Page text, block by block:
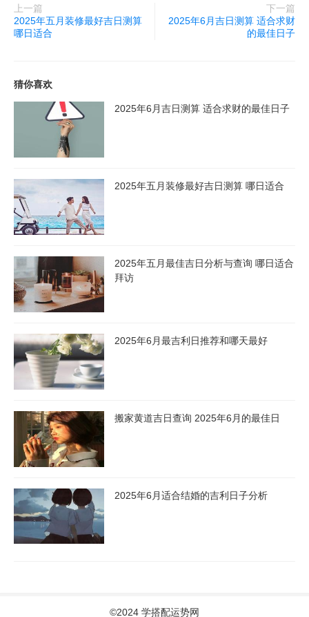
上一篇
2025年五月装修最好吉日测算
哪日适合
下一篇
2025年6月吉日测算 适合求财
的最佳日子
猜你喜欢
2025年6月吉日测算 适合求财的最佳日子
2025年五月装修最好吉日测算 哪日适合
2025年五月最佳吉日分析与查询 哪日适合
拜访
2025年6月最吉利日推荐和哪天最好
搬家黄道吉日查询 2025年6月的最佳日
2025年6月适合结婚的吉利日子分析
©2024 学搭配运势网